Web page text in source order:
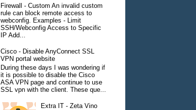
Firewall - Custom An invalid custom
rule can block remote access to
webconfig. Examples - Limit
SSH/Webconfig Access to Specific
IP Add...
Cisco - Disable AnyConnect SSL
VPN portal website
During these days I was wondering if
it is possible to disable the Cisco
ASA VPN page and continue to use
SSL vpn with the client. These que...
Extra IT - Zeta Vino